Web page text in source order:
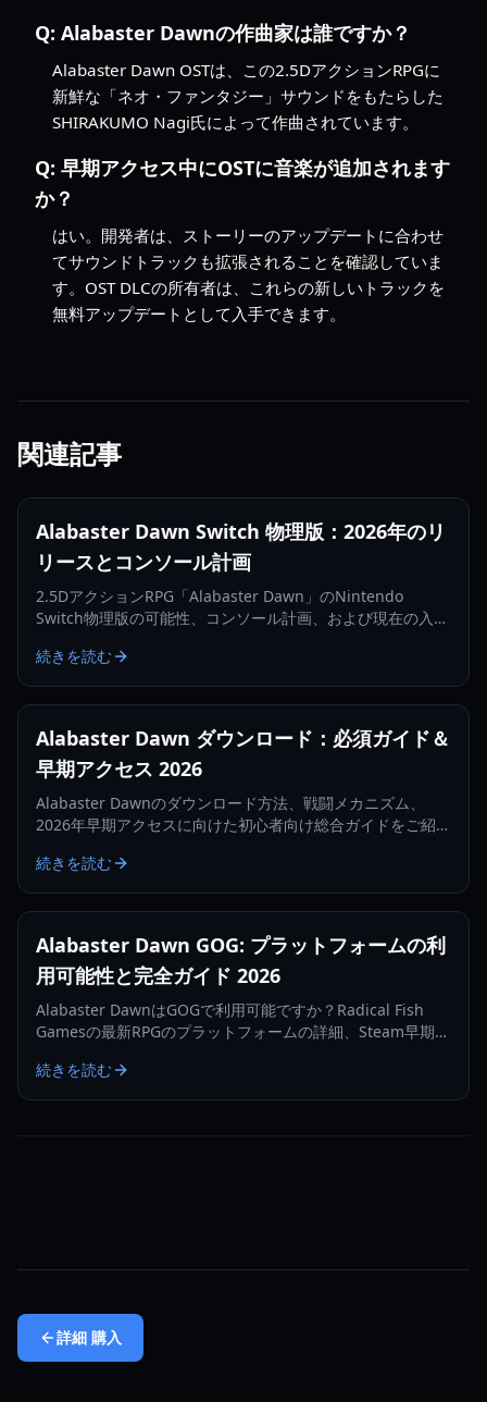
Q: Alabaster Dawnの作曲家は誰ですか？
Alabaster Dawn OSTは、この2.5DアクションRPGに
新鮮な「ネオ・ファンタジー」サウンドをもたらした
SHIRAKUMO Nagi氏によって作曲されています。
Q: 早期アクセス中にOSTに音楽が追加されます
か？
はい。開発者は、ストーリーのアップデートに合わせ
てサウンドトラックも拡張されることを確認していま
す。OST DLCの所有者は、これらの新しいトラックを
無料アップデートとして入手できます。
関連記事
Alabaster Dawn Switch 物理版：2026年のリ
リースとコンソール計画
2.5DアクションRPG「Alabaster Dawn」のNintendo
Switch物理版の可能性、コンソール計画、および現在の入手
続きを読む
Alabaster Dawn ダウンロード：必須ガイド＆
早期アクセス 2026
Alabaster Dawnのダウンロード方法、戦闘メカニズム、
2026年早期アクセスに向けた初心者向け総合ガイドをご紹介
続きを読む
Alabaster Dawn GOG: プラットフォームの利
用可能性と完全ガイド 2026
Alabaster DawnはGOGで利用可能ですか？Radical Fish
Gamesの最新RPGのプラットフォームの詳細、Steam早期ア
さい。
続きを読む
詳細 購入